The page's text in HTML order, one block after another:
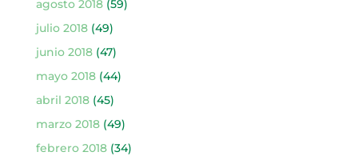
agosto 2018(59)
julio 2018(49)
junio 2018(47)
mayo 2018(44)
abril 2018(45)
marzo 2018(49)
febrero 2018(34)